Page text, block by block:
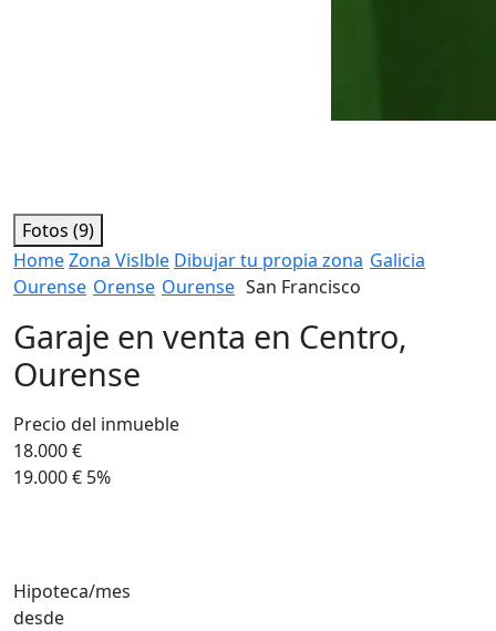
Fotos (9)
HomeZona Vislble Dibujar tu propia zona Galicia
Ourense Orense Ourense San Francisco
Garaje en venta en Centro,
Ourense
Precio del inmueble
18.000 €
19.000 € 5%
Hipoteca/mes
desde